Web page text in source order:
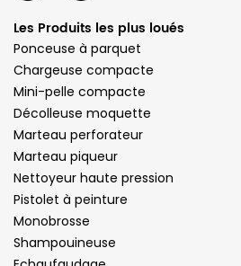
Les Produits les plus loués
Ponceuse à parquet
Chargeuse compacte
Mini-pelle compacte
Décolleuse moquette
Marteau perforateur
Marteau piqueur
Nettoyeur haute pression
Pistolet à peinture
Monobrosse
Shampouineuse